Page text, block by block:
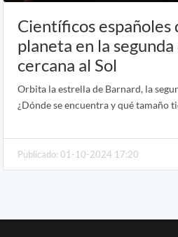
Científicos españoles
planeta en la
cercana al Sol
Orbita la estrella de Barnard, la
¿Dónde se encuentra y qué tamaño
Publicado: 01-10-2024 17:20